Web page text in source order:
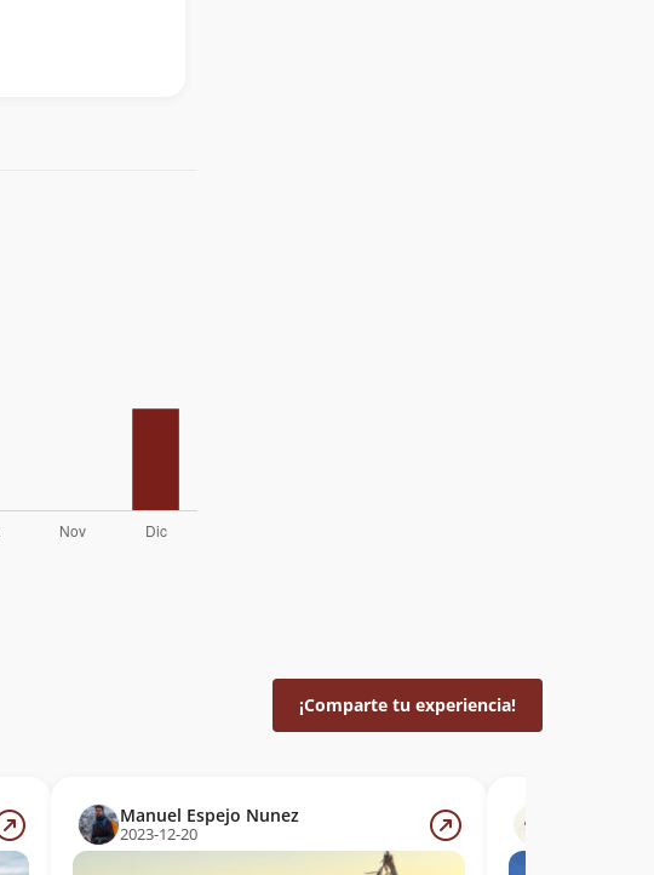
¡Comparte tu experiencia!
Manuel Espejo Nunez
2023-12-20